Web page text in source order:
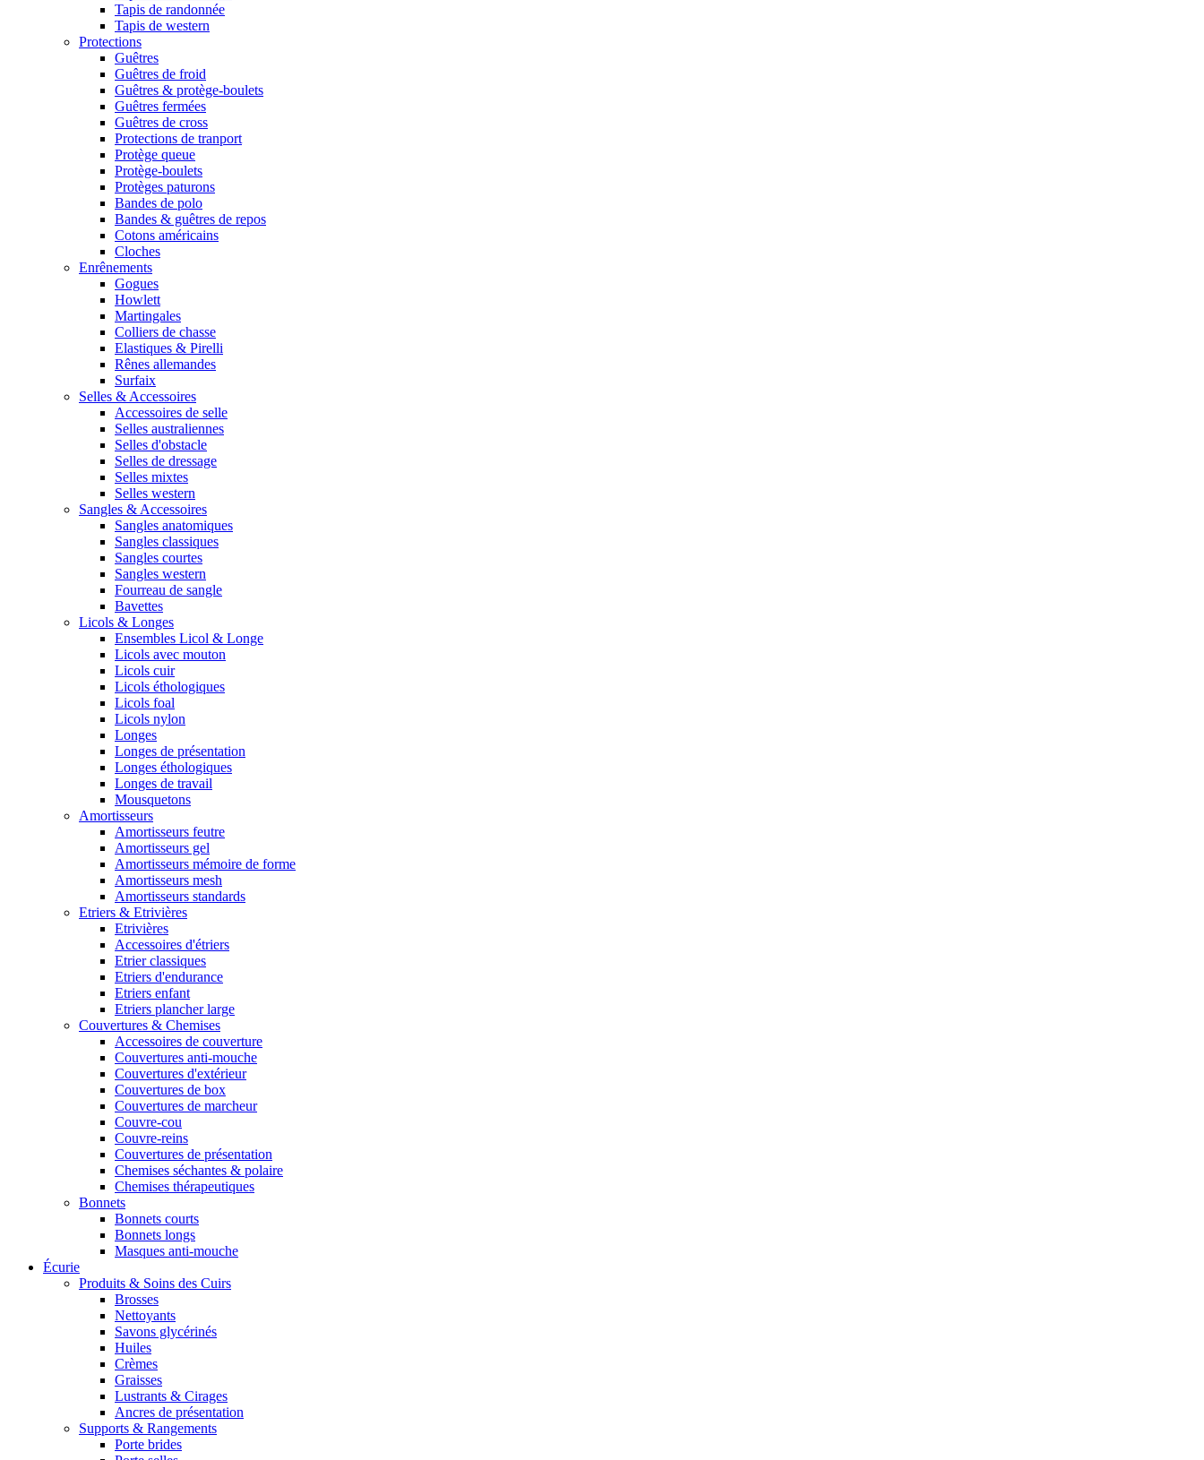
Tapis de randonnée
Tapis de western
Protections
Guêtres
Guêtres de froid
Guêtres & protège-boulets
Guêtres fermées
Guêtres de cross
Protections de tranport
Protège queue
Protège-boulets
Protèges paturons
Bandes de polo
Bandes & guêtres de repos
Cotons américains
Cloches
Enrênements
Gogues
Howlett
Martingales
Colliers de chasse
Elastiques & Pirelli
Rênes allemandes
Surfaix
Selles & Accessoires
Accessoires de selle
Selles australiennes
Selles d'obstacle
Selles de dressage
Selles mixtes
Selles western
Sangles & Accessoires
Sangles anatomiques
Sangles classiques
Sangles courtes
Sangles western
Fourreau de sangle
Bavettes
Licols & Longes
Ensembles Licol & Longe
Licols avec mouton
Licols cuir
Licols éthologiques
Licols foal
Licols nylon
Longes
Longes de présentation
Longes éthologiques
Longes de travail
Mousquetons
Amortisseurs
Amortisseurs feutre
Amortisseurs gel
Amortisseurs mémoire de forme
Amortisseurs mesh
Amortisseurs standards
Etriers & Etrivières
Etrivières
Accessoires d'étriers
Etrier classiques
Etriers d'endurance
Etriers enfant
Etriers plancher large
Couvertures & Chemises
Accessoires de couverture
Couvertures anti-mouche
Couvertures d'extérieur
Couvertures de box
Couvertures de marcheur
Couvre-cou
Couvre-reins
Couvertures de présentation
Chemises séchantes & polaire
Chemises thérapeutiques
Bonnets
Bonnets courts
Bonnets longs
Masques anti-mouche
Écurie
Produits & Soins des Cuirs
Brosses
Nettoyants
Savons glycérinés
Huiles
Crèmes
Graisses
Lustrants & Cirages
Ancres de présentation
Supports & Rangements
Porte brides